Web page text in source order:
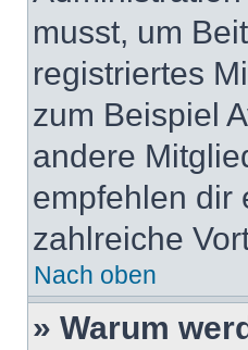
musst, um
registriertes
zum Beispiel
andere
empfehlen dir
zahlreiche
Nach oben
» Warum